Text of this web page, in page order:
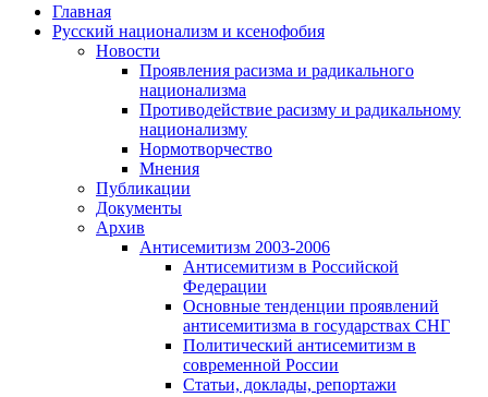
Главная
Русский национализм и ксенофобия
Новости
Проявления расизма и радикального
национализма
Противодействие расизму и радикальному
национализму
Нормотворчество
Мнения
Публикации
Документы
Архив
Антисемитизм 2003-2006
Антисемитизм в Российской
Федерации
Основные тенденции проявлений
антисемитизма в государствах СНГ
Политический антисемитизм в
современной России
Статьи, доклады, репортажи